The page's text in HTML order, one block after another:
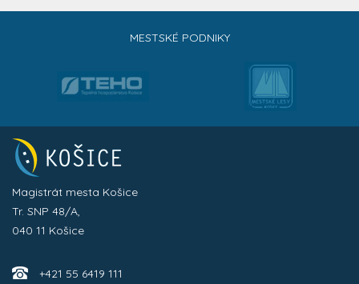
MESTSKÉ PODNIKY
Magistrát mesta Košice
Tr. SNP 48/A,
040 11 Košice
+421 55 6419 111